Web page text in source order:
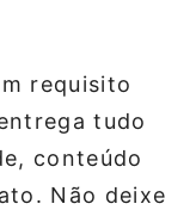
requisito
tudo
conteúdo
Não deixe